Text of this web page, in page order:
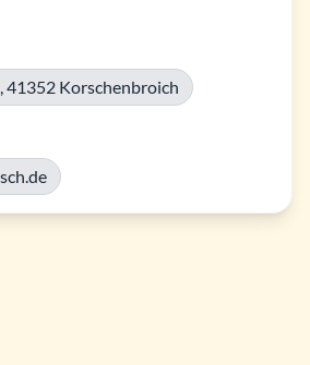
41352 Korschenbroich